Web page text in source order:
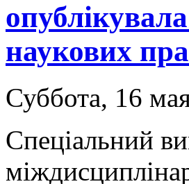
наукових
Суббота, 16
Спеціальний